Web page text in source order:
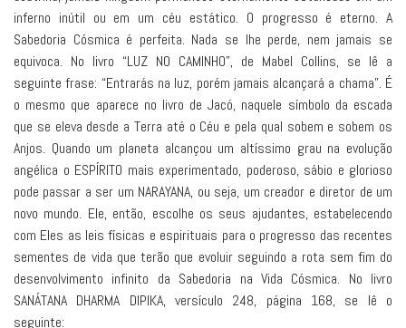
inferno inútil ou em um céu estático. O progresso é eterno. A
Sabedoria Cósmica é perfeita. Nada se lhe perde, nem jamais se
equivoca. No livro “LUZ NO CAMINHO”, de Mabel Collins, se lê a
seguinte frase: “Entrarás na luz, porém jamais alcançará a chama”. É
o mesmo que aparece no livro de Jacó, naquele símbolo da escada
que se eleva desde a Terra até o Céu e pela qual sobem e sobem os
Anjos. Quando um planeta alcançou um altíssimo grau na evolução
angélica o ESPÍRITO mais experimentado, poderoso, sábio e glorioso
pode passar a ser um NARAYANA, ou seja, um creador e diretor de um
novo mundo. Ele, então, escolhe os seus ajudantes, estabelecendo
com Eles as leis físicas e espirituais para o progresso das recentes
sementes de vida que terão que evoluir seguindo a rota sem fim do
desenvolvimento infinito da Sabedoria na Vida Cósmica. No livro
SANÁTANA DHARMA DIPIKA, versículo 248, página 168, se lê o
seguinte: